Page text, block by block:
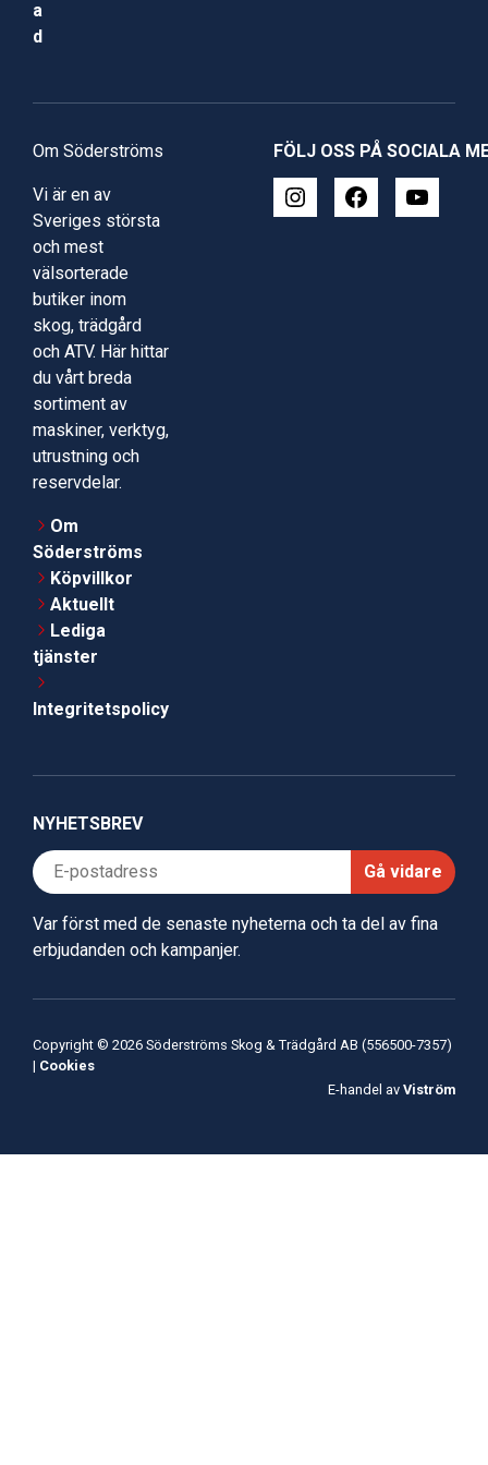
a
d
Om Söderströms
Vi är en av
Sveriges största
och mest
välsorterade
butiker inom
skog, trädgård
och ATV. Här hittar
du vårt breda
sortiment av
maskiner, verktyg,
utrustning och
reservdelar.
Om
Söderströms
Köpvillkor
Aktuellt
Lediga
tjänster
Integritetspolicy
FÖLJ OSS PÅ SOCIALA
NYHETSBREV
Gå vidare
Var först med de senaste nyheterna och ta del av fina
erbjudanden och kampanjer.
Copyright © 2026 Söderströms Skog & Trädgård AB (556500-7357)
| Cookies
E-handel av Viström